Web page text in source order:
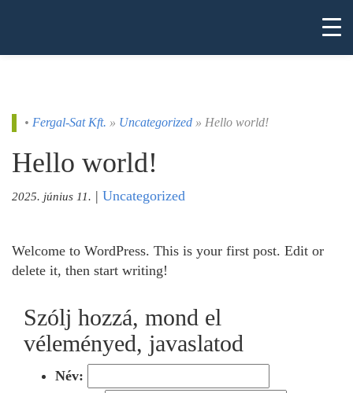
• Fergal-Sat Kft. » Uncategorized » Hello world!
Hello world!
2025. június 11. | Uncategorized
Welcome to WordPress. This is your first post. Edit or
delete it, then start writing!
Szólj hozzá, mond el
véleményed, javaslatod
Név: